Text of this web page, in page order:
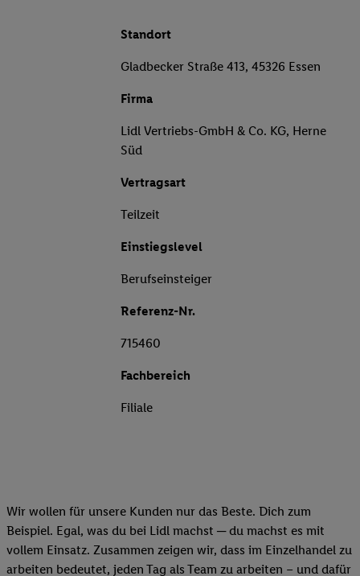
Standort
Gladbecker Straße 413, 45326 Essen
Firma
Lidl Vertriebs-GmbH & Co. KG, Herne
Süd
Vertragsart
Teilzeit
Einstiegslevel
Berufseinsteiger
Referenz-Nr.
715460
Fachbereich
Filiale
Wir wollen für unsere Kunden nur das Beste. Dich zum
Beispiel. Egal, was du bei Lidl machst ─ du machst es mit
vollem Einsatz. Zusammen zeigen wir, dass im Einzelhandel zu
arbeiten bedeutet, jeden Tag als Team zu arbeiten – und dafür